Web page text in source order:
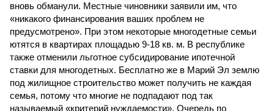
вновь обманули. Местные чиновники заявили им, что
«никакого финансирования ваших проблем не
предусмотрено». При этом некоторые многодетные семьи
ютятся в квартирах площадью 9-18 кв. м. В республике
также отменили льготное субсидирование ипотечной
ставки для многодетных. Бесплатно же в Марий Эл землю
под жилищное строительство может получить не каждая
семья, потому что многие не подпадают под так
называемый «критерий нуждаемости». Очередь по